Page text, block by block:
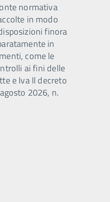
normativa
in modo
finora
in
come le
ai fini delle
e Iva Il decreto
2026, n.